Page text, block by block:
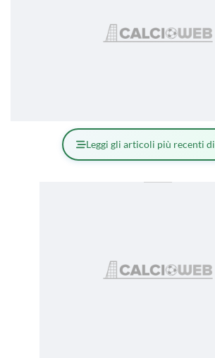
Leggi gli articoli più recenti di